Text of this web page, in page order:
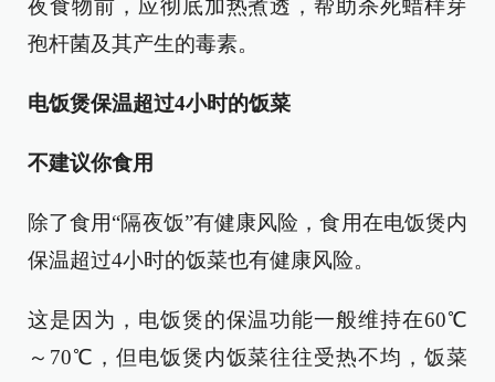
夜食物前，应彻底加热煮透，帮助杀死蜡样芽
孢杆菌及其产生的毒素。
电饭煲保温超过4小时的饭菜
不建议你食用
除了食用“隔夜饭”有健康风险，食用在电饭煲内
保温超过4小时的饭菜也有健康风险。
这是因为，电饭煲的保温功能一般维持在60℃
～70℃，但电饭煲内饭菜往往受热不均，饭菜